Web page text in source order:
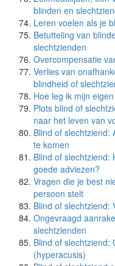
blinden en
Leren voelen als je
Betutteling van
slechtzienden
Overcompensatie
Verlies van
blindheid of
Hoe leg ik mijn
Plots blind of
naar het leven van
Blind of slechtziend:
te komen
Blind of slechtziend:
goede adviezen?
Vragen die je best
persoon stelt
Blind of slechtziend:
Ongevraagd
slechtzienden
Blind of slechtziend:
(hyperacusis)